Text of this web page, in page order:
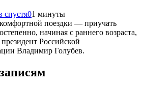
спустя01 минуты
поездки — приучать
начиная с раннего возраста,
президент Российской
Владимир Голубев.